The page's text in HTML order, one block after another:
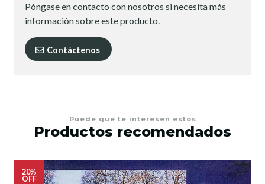
Póngase en contacto con nosotros si necesita más
información sobre este producto.
Contáctenos
Puede que te interesen estos
Productos recomendados
20%
OFF